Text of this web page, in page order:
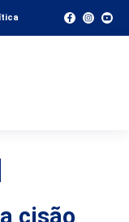
cisão